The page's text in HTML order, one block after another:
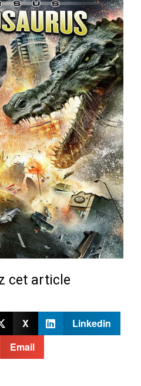
cet article
X
Linkedin
Email